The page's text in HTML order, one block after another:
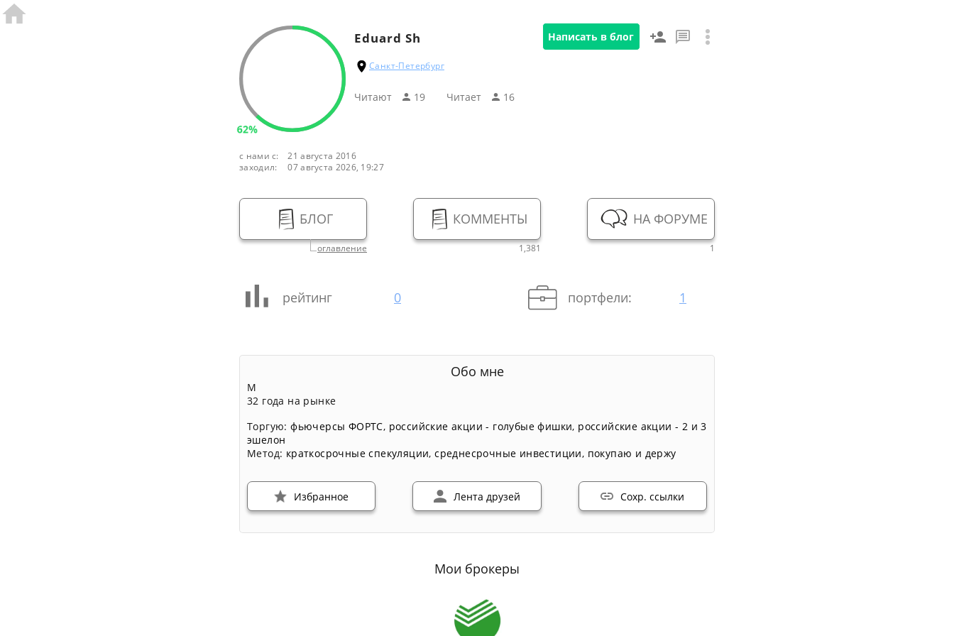
62%
Eduard Sh
Санкт-Петербург
Читают 19 Читаeт 16
Написать в блог
с нами с:
21 августа 2016
заходил:
07 августа 2026, 19:27
БЛОГ
оглавление
КОММЕНТЫ
1,381
НА ФОРУМЕ
1
рейтинг 0 портфели: 1
Обо мне
М
32 года на рынке
Торгую:фьючерсы ФОРТС, российские акции - голубые фишки, российские акции - 2 и 3
эшелон
Метод: краткосрочные спекуляции,среднесрочные инвестиции, покупаю и держу
Избранное Лента друзей Сохр. ссылки
Мои брокеры